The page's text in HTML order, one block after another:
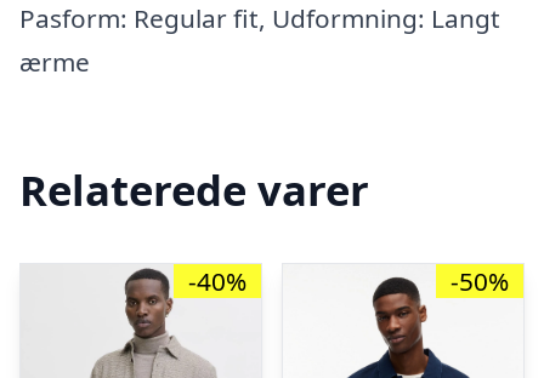
Pasform: Regular fit, Udformning: Langt
ærme
Relaterede varer
-40% -50%